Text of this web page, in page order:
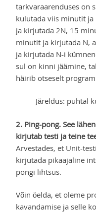
tarkvaraarenduses on
kulutada viis minutit
ja kirjutada 2N, 15
minutit ja kirjutada N,
ja kirjutada N-i
sul on kinni jäämine,
häirib otseselt
Järeldus: puhtal
2. Ping-pong. See
kirjutab testi ja teine
Arvestades, et Unit-
kirjutada pikaajaline
pongi lihtsus.
Võin öelda, et oleme
kavandamise ja selle